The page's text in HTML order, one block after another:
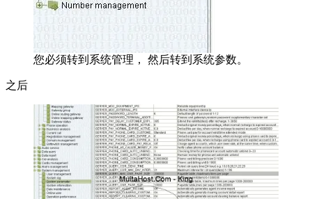
您必须转到系统管理， 然后转到系统参数。
之后